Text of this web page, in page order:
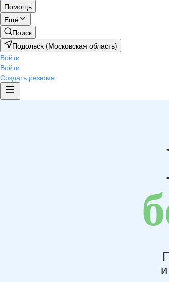
Помощь
Ещё
Поиск
Подольск (Московская область)
Войти
Войти
Создать резюме